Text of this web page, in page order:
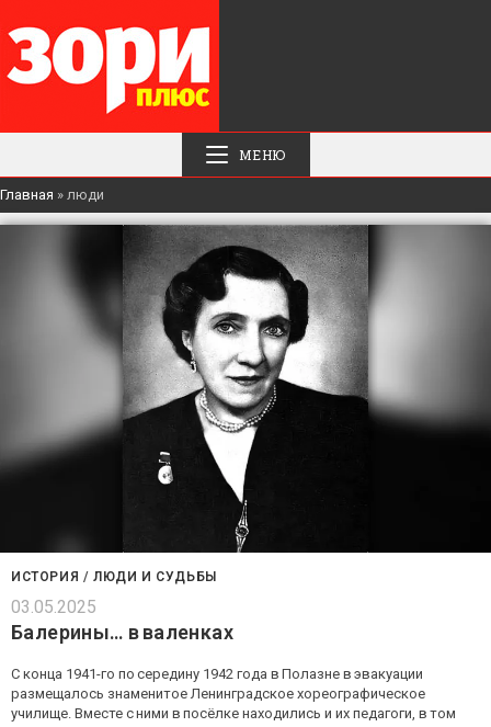
МЕНЮ
Главная » люди
ИСТОРИЯ /ЛЮДИ И СУДЬБЫ
03.05.2025
Балерины… в валенках
С конца 1941-го по середину 1942 года в Полазне в эвакуации
размещалось знаменитое Ленинградское хореографическое
училище. Вместе с ними в посёлке находились и их педагоги, в том